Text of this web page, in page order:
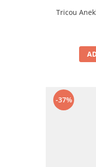
Tricou
-37%